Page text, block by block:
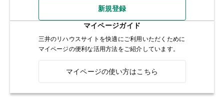
新規登録
マイページガイド
三井のリハウスサイトを快適にご利用いただくために
マイページの便利な活用方法をご紹介しています。
マイページの使い方はこちら